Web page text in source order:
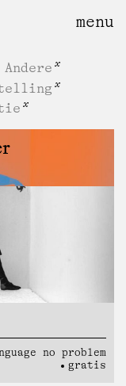
Andere
no problem
gratis